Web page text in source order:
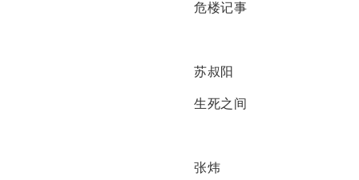
危楼记事
苏叔阳
生死之间
张炜